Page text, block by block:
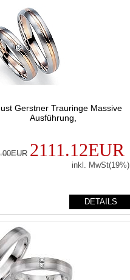
Gerstner Trauringe Massive
Ausführung,
2111.12EUR
inkl. MwSt(19%)
DETAILS